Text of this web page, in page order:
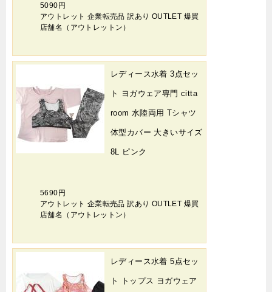
5090円
アウトレット 企業転売品 訳あり OUTLET 爆買
店舗名（アウトレットン）
レディース水着 3点セッ
ト ヨガウェア専門 citta
room 水陸両用 Tシャツ
体型カバー 大きいサイズ
8L ピンク
5690円
アウトレット 企業転売品 訳あり OUTLET 爆買
店舗名（アウトレットン）
レディース水着 5点セッ
ト トップス ヨガウェア